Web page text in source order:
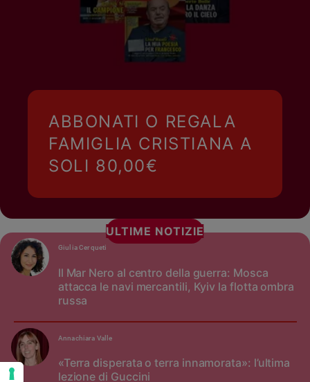
ABBONATI O REGALA
FAMIGLIA CRISTIANA A
SOLI 80,00€
ULTIME NOTIZIE
Il Mar Nero al centro della guerra: Mosca
attacca le navi mercantili, Kyiv la flotta ombra
russa
Giulia Cerqueti
«Terra disperata o terra innamorata»: l’ultima
lezione di Guccini
Annachiara Valle